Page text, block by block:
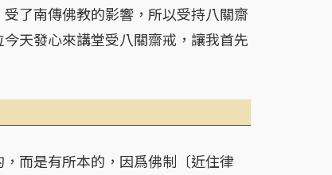
了南傳佛教的影響，所以受持八關齋
天發心來講堂受八關齋戒，讓我首先
而是有所本的，因爲佛制〔近住律